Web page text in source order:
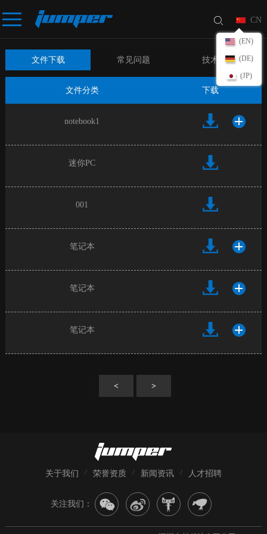
CN
(EN)
(DE)
(JP)
文件下载 常见问题 技术咨询
文件分类 下载
notebook1
迷你PC
001
笔记本
笔记本
笔记本
< >
关于我们 荣誉资质 新闻资讯 人才招聘
关注我们：